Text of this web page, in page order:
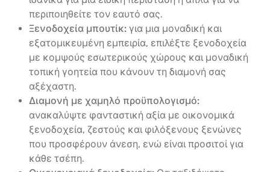
περιποιηθείτε τον εαυτό σας.
Ξενοδοχεία μπουτίκ: για μια μοναδική και
εξατομικευμένη εμπειρία, επιλέξτε ξενοδοχεία
με κομψούς εσωτερικούς χώρους και μοναδική
τοπική γοητεία που κάνουν τη διαμονή σας
αξέχαστη.
Διαμονή με χαμηλό προϋπολογισμό:
ανακαλύψτε φανταστική αξία με οικονομικά
ξενοδοχεία, ζεστούς και φιλόξενους ξενώνες
που προσφέρουν άνεση, ενώ είναι προσιτοί για
κάθε τσέπη.